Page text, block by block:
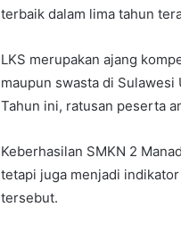
terbaik dalam lima tahun
LKS merupakan ajang
maupun swasta di
Tahun ini, ratusan peserta
Keberhasilan SMKN 2
tetapi juga menjadi
tersebut.